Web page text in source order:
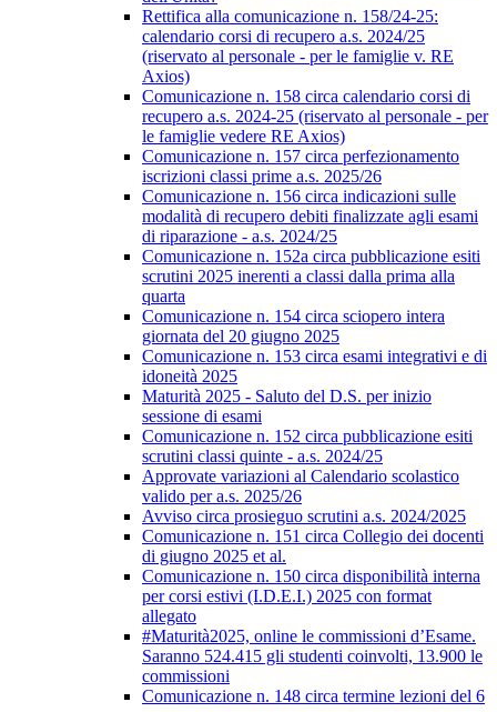
Rettifica alla comunicazione n. 158/24-25:
calendario corsi di recupero a.s. 2024/25
(riservato al personale - per le famiglie v. RE
Axios)
Comunicazione n. 158 circa calendario corsi di
recupero a.s. 2024-25 (riservato al personale - per
le famiglie vedere RE Axios)
Comunicazione n. 157 circa perfezionamento
iscrizioni classi prime a.s. 2025/26
Comunicazione n. 156 circa indicazioni sulle
modalità di recupero debiti finalizzate agli esami
di riparazione - a.s. 2024/25
Comunicazione n. 152a circa pubblicazione esiti
scrutini 2025 inerenti a classi dalla prima alla
quarta
Comunicazione n. 154 circa sciopero intera
giornata del 20 giugno 2025
Comunicazione n. 153 circa esami integrativi e di
idoneità 2025
Maturità 2025 - Saluto del D.S. per inizio
sessione di esami
Comunicazione n. 152 circa pubblicazione esiti
scrutini classi quinte - a.s. 2024/25
Approvate variazioni al Calendario scolastico
valido per a.s. 2025/26
Avviso circa prosieguo scrutini a.s. 2024/2025
Comunicazione n. 151 circa Collegio dei docenti
di giugno 2025 et al.
Comunicazione n. 150 circa disponibilità interna
per corsi estivi (I.D.E.I.) 2025 con format
allegato
#Maturità2025, online le commissioni d’Esame.
Saranno 524.415 gli studenti coinvolti, 13.900 le
commissioni
Comunicazione n. 148 circa termine lezioni del 6